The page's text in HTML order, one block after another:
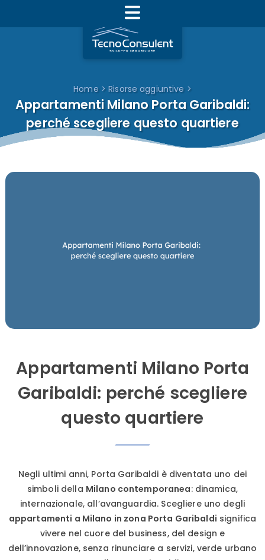
Home>Risorse aggiuntive>
Appartamenti Milano Porta Garibaldi:
perché scegliere questo quartiere
Appartamenti Milano Porta
Garibaldi: perché scegliere
questo quartiere
Negli ultimi anni, Porta Garibaldi è diventata uno dei
simboli della Milano contemporanea: dinamica,
internazionale, all’avanguardia. Scegliere uno degli
appartamenti a Milano in zona Porta Garibaldi significa
vivere nel cuore del business, del design e
dell’innovazione, senza rinunciare a servizi, verde urbano